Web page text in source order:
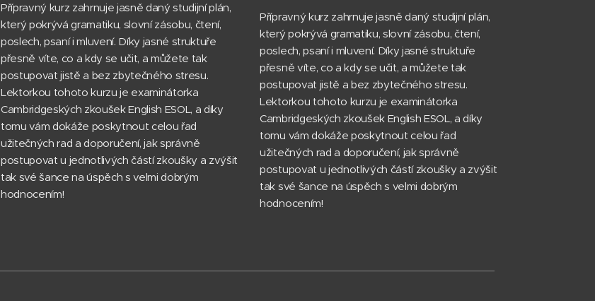
Přípravný kurz zahrnuje jasně daný studijní plán,
který pokrývá gramatiku, slovní zásobu, čtení,
poslech, psaní i mluvení. Díky jasné struktuře
přesně víte, co a kdy se učit, a můžete tak
postupovat jistě a bez zbytečného stresu.
Lektorkou tohoto kurzu je examinátorka
Cambridgeských zkoušek English ESOL, a díky
tomu vám dokáže poskytnout celou řad
užitečných rad a doporučení, jak správně
postupovat u jednotlivých částí zkoušky a zvýšit
tak své šance na úspěch s velmi dobrým
hodnocením!
Přípravný kurz zahrnuje jasně daný studijní plán,
který pokrývá gramatiku, slovní zásobu, čtení,
poslech, psaní i mluvení. Díky jasné struktuře
přesně víte, co a kdy se učit, a můžete tak
postupovat jistě a bez zbytečného stresu.
Lektorkou tohoto kurzu je examinátorka
Cambridgeských zkoušek English ESOL, a díky
tomu vám dokáže poskytnout celou řad
užitečných rad a doporučení, jak správně
postupovat u jednotlivých částí zkoušky a zvýšit
tak své šance na úspěch s velmi dobrým
hodnocením!